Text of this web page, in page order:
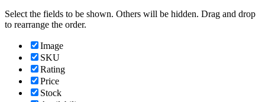
Select the fields to be shown. Others will be hidden. Drag and drop
to rearrange the order.
Image
SKU
Rating
Price
Stock